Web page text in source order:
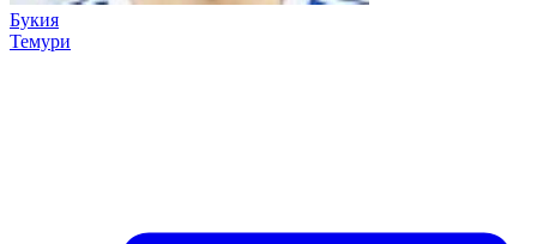
Букия
Темури